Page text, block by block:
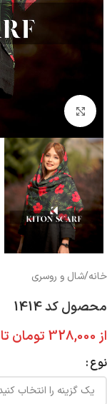
بزرگنمایی تصویر
خانه/شال و روسری
محصول کد 1414
از 328,000 تومان تا
نوع